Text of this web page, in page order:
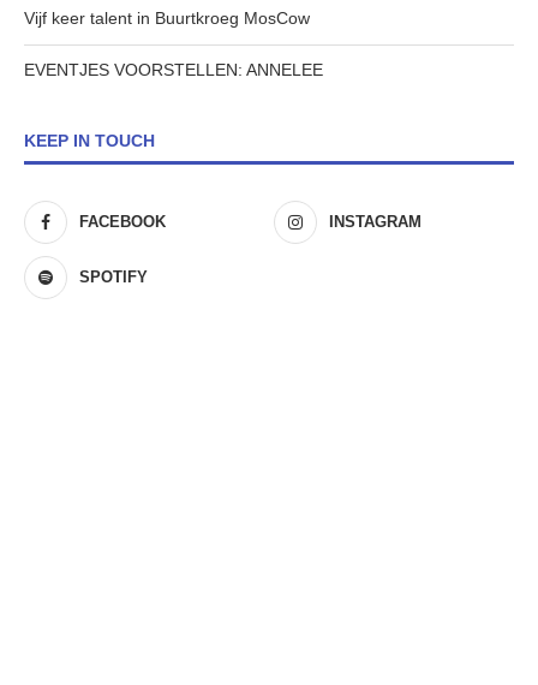
Vijf keer talent in Buurtkroeg MosCow
EVENTJES VOORSTELLEN: ANNELEE
KEEP IN TOUCH
FACEBOOK INSTAGRAM
SPOTIFY